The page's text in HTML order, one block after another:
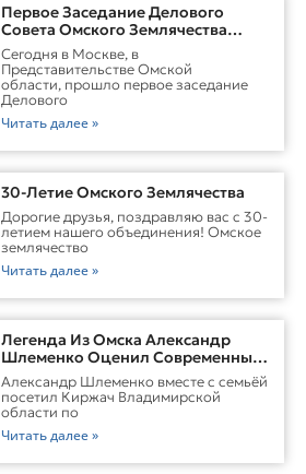
Первое Заседание Делового
Совета Омского Землячества
Прошло С Участием Губернатора
Омской Области
Сегодня в Москве, в
Представительстве Омской
области, прошло первое заседание
Делового
Читать далее »
30-Летие Омского Землячества
Дорогие друзья, поздравляю вас с 30-
летием нашего объединения! Омское
землячество
Читать далее »
Легенда Из Омска Александр
Шлеменко Оценил Современные
Заводы Холдинга «Русклимат» И
Перспективы ММА В Киржаче
Александр Шлеменко вместе с семьёй
посетил Киржач Владимирской
области по
Читать далее »